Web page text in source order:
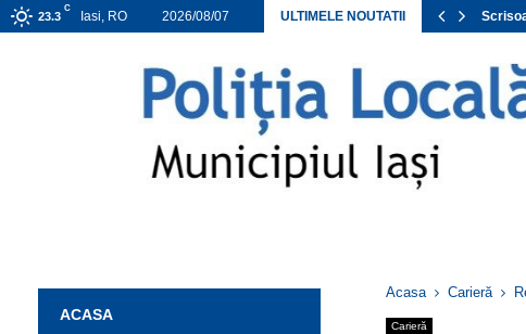
23.3
C
Iasi, RO 2026/08/07 ULTIMELE NOUTATII
ACHIZIȚII DIRECTE APROBATE 2026
Acasa Carieră
Carieră
ACASA